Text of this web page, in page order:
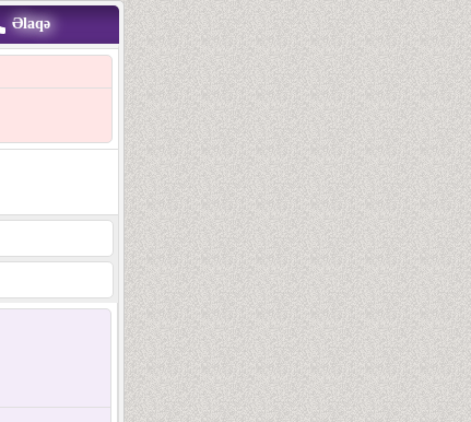
Əlaqə